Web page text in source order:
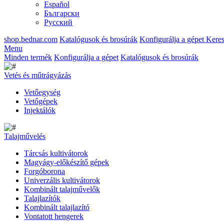
Español
Български
Русский
shop.bednar.com Katalógusok és brosúrák Konfigurálja a gépet
Menu
Minden termék Konfigurálja a gépet Katalógusok és brosúrák
Vetés és műtrágyázás
Vetőegység
Vetőgépek
Injektálók
Talajművelés
Tárcsás kultivátorok
Magyágy-előkészítő gépek
Forgóborona
Univerzális kultivátorok
Kombinált talajművelők
Talajlazítók
Kombinált talajlazító
Vontatott hengerek